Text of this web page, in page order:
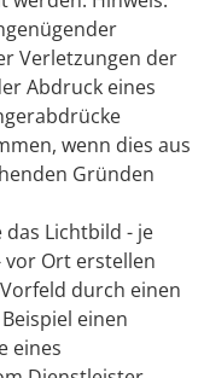
Verletzungen der
Abdruck eines
wenn dies aus
Gründen
das Lichtbild - je
vor Ort erstellen
durch einen
einen
eines